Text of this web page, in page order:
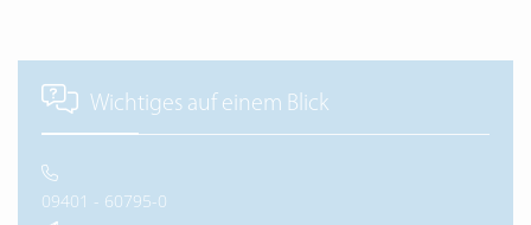
Wichtiges auf einem Blick
09401 - 60795-0